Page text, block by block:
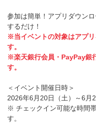
参加は簡単！アプリダウン
するだけ！
※当イベントの対象はアプ
す。
※楽天銀行会員・PayPay銀
す。
＜イベント開催日時＞
2026年6月20日（土）～6月
※ チェックイン可能な時間
す。